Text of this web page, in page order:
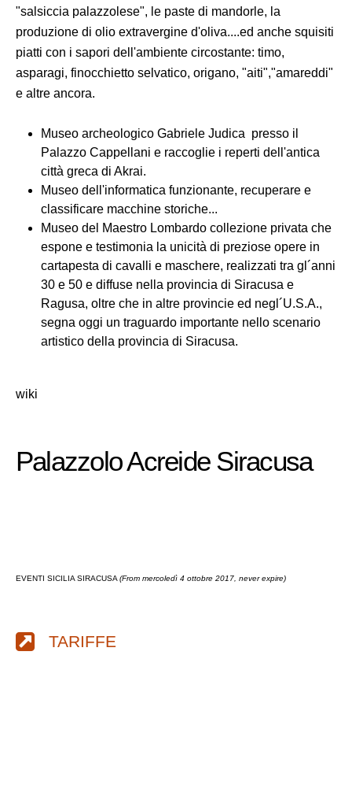
"salsiccia palazzolese", le paste di mandorle, la
produzione di olio extravergine d'oliva....ed anche squisiti
piatti con i sapori dell'ambiente circostante: timo,
asparagi, finocchietto selvatico, origano, "aiti","amareddi"
e altre ancora.
Museo archeologico Gabriele Judica presso il
Palazzo Cappellani e raccoglie i reperti dell'antica
città greca di Akrai.
Museo dell'informatica funzionante, recuperare e
classificare macchine storiche...
Museo del Maestro Lombardo collezione privata che
espone e testimonia la unicità di preziose opere in
cartapesta di cavalli e maschere, realizzati tra gl´anni
30 e 50 e diffuse nella provincia di Siracusa e
Ragusa, oltre che in altre provincie ed negl´U.S.A.,
segna oggi un traguardo importante nello scenario
artistico della provincia di Siracusa.
wiki
Palazzolo Acreide Siracusa
EVENTI SICILIA SIRACUSA (From mercoledì 4 ottobre 2017, never expire)
TARIFFE